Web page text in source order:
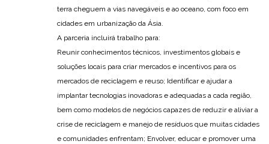
terra cheguem a vias navegáveis e ao oceano, com foco em
cidades em urbanização da Ásia.
A parceria incluirá trabalho para:
Reunir conhecimentos técnicos, investimentos globais e
soluções locais para criar mercados e incentivos para os
mercados de reciclagem e reuso; Identificar e ajudar a
implantar tecnologias inovadoras e adequadas a cada região,
bem como modelos de negócios capazes de reduzir e aliviar a
crise de reciclagem e manejo de resíduos que muitas cidades
e comunidades enfrentam; Envolver, educar e promover uma